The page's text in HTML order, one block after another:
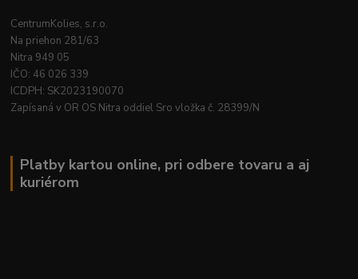
CentrumKolies, s.r.o.
Na priehon 281/63
Nitra 949 05
IČO: 46 026 339
ICDPH: SK2023190070
Zapísaná v OR OS Nitra oddiel Sro vložka č. 28399/N
Platby kartou online, pri odbere tovaru a aj
kuriérom